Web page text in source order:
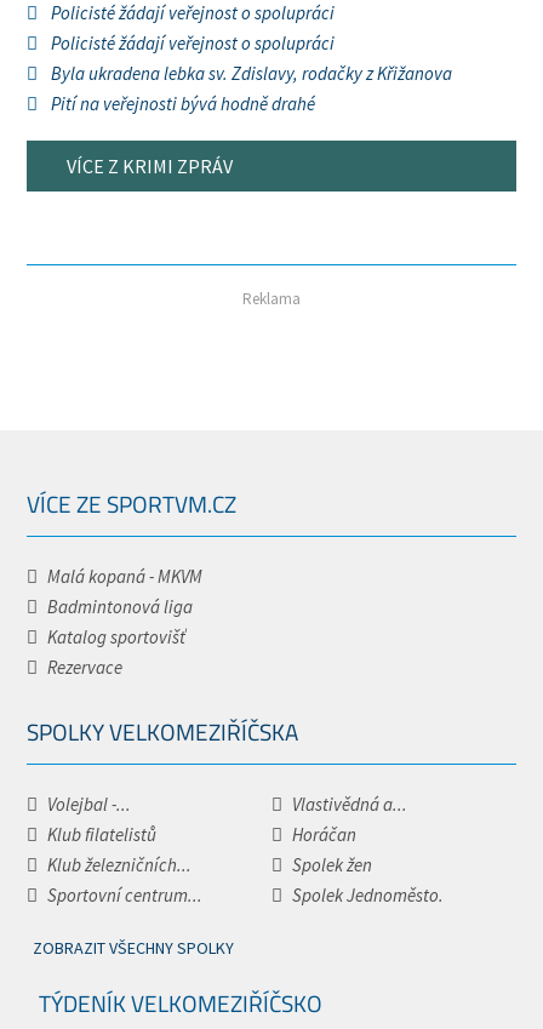
Policisté žádají veřejnost o spolupráci
Policisté žádají veřejnost o spolupráci
Byla ukradena lebka sv. Zdislavy, rodačky z Křižanova
Pití na veřejnosti bývá hodně drahé
VÍCE Z KRIMI ZPRÁV
Reklama
VÍCE ZE SPORTVM.CZ
Malá kopaná - MKVM
Badmintonová liga
Katalog sportovišť
Rezervace
SPOLKY VELKOMEZIŘÍČSKA
Volejbal -...
Vlastivědná a...
Klub filatelistů
Horáčan
Klub železničních...
Spolek žen
Sportovní centrum...
Spolek Jednoměsto.
ZOBRAZIT VŠECHNY SPOLKY
TÝDENÍK VELKOMEZIŘÍČSKO